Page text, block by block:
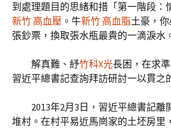
到處理題目的思緒和措「第一階段：
新竹 高血壓 。牛新竹 高血脂土豪，
張鈔票，換取張水瓶最貴的一滴淚水
解真難、紓竹科X光長困，在求
習近平總書記查詢拜訪研討一以貫之
2013年2月3日，習近平總書記離
堆村。在村平易近馬崗家的土坯房里